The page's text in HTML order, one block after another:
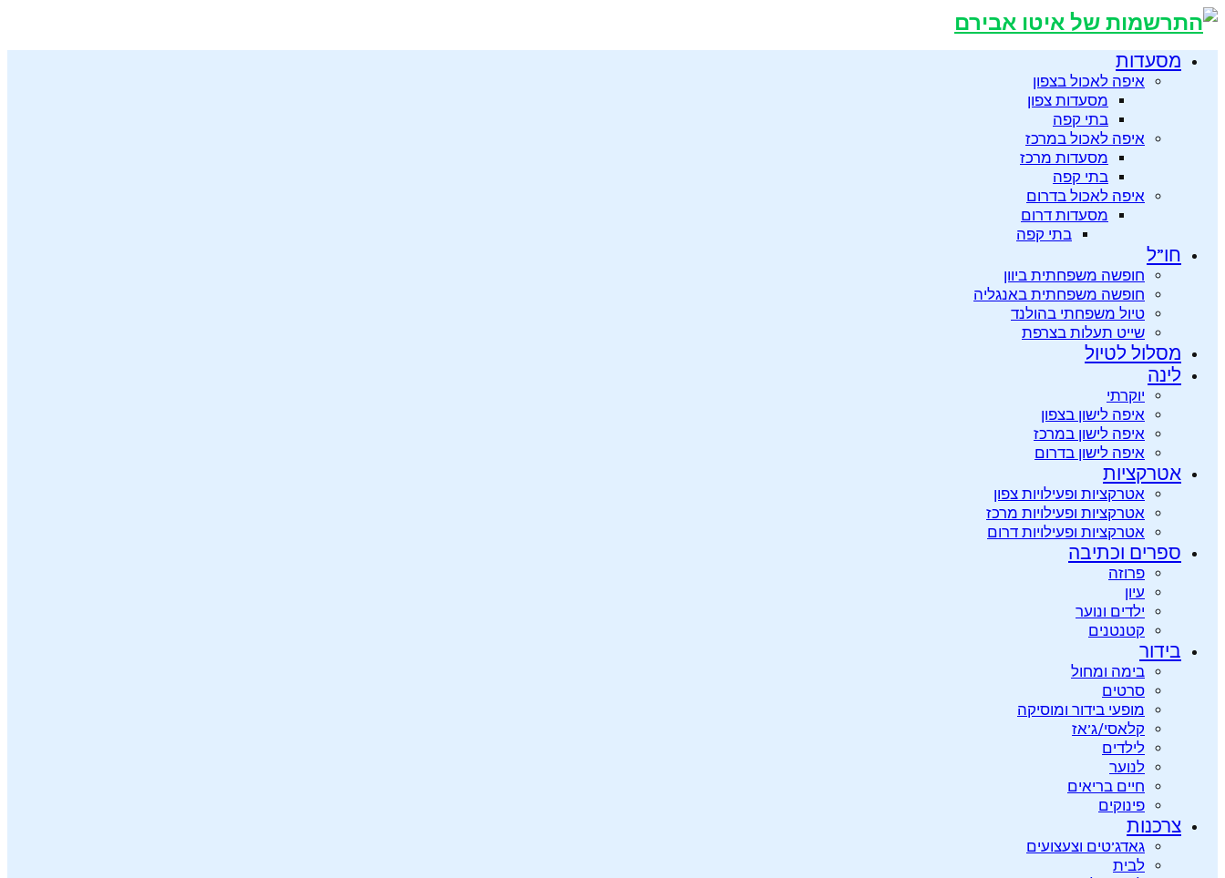
מסעדות
איפה לאכול בצפון
מסעדות צפון
בתי קפה
איפה לאכול במרכז
מסעדות מרכז
בתי קפה
איפה לאכול בדרום
מסעדות דרום
בתי קפה
חו”ל
חופשה משפחתית ביוון
חופשה משפחתית באנגליה
טיול משפחתי בהולנד
שייט תעלות בצרפת
מסלול לטיול
לינה
יוקרתי
איפה לישון בצפון
איפה לישון במרכז
איפה לישון בדרום
אטרקציות
אטרקציות ופעילויות צפון
אטרקציות ופעילויות מרכז
אטרקציות ופעילויות דרום
ספרים וכתיבה
פרוזה
עיון
ילדים ונוער
קטנטנים
בידור
בימה ומחול
סרטים
מופעי בידור ומוסיקה
קלאסי/ג’אז
לילדים
לנוער
חיים בריאים
פינוקים
צרכנות
גאדג’טים וצעצועים
לבית